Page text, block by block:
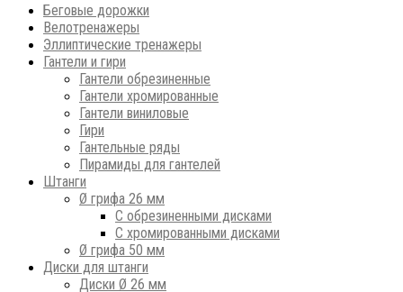
Беговые дорожки
Велотренажеры
Эллиптические тренажеры
Гантели и гири
Гантели обрезиненные
Гантели хромированные
Гантели виниловые
Гири
Гантельные ряды
Пирамиды для гантелей
Штанги
Ø грифа 26 мм
С обрезиненными дисками
С хромированными дисками
Ø грифа 50 мм
Диски для штанги
Диски Ø 26 мм